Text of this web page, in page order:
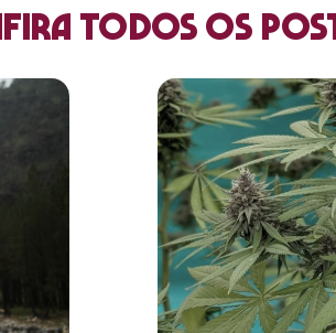
todos os